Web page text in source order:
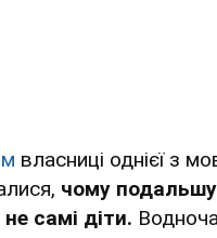
власниці однієї з
чому
самі діти.